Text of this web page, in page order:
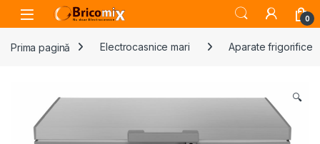
Skip to navigation
Skip to content
Open 0
Prima pagină Electrocasnice mari Aparate frigorifice
🔍